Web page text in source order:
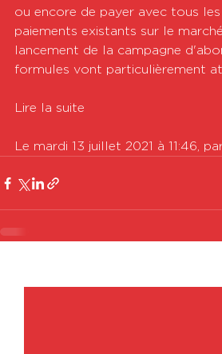
ou encore de payer avec tous
paiements existants sur le
lancement de la campagne
formules vont particulièrement
Lire la suite
Le mardi 13 juillet 2021 à 11:46,